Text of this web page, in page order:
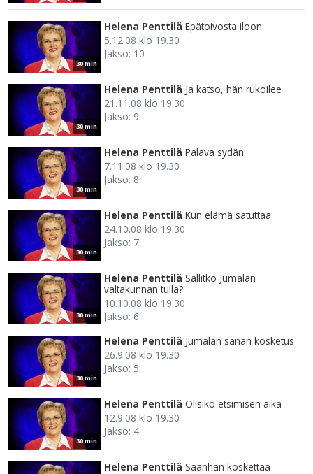
30 min
Helena Penttilä Epätoivosta iloon
5.12.08 klo 19.30
Jakso: 10
30 min
Helena Penttilä Ja katso, hän rukoilee
21.11.08 klo 19.30
Jakso: 9
30 min
Helena Penttilä Palava sydän
7.11.08 klo 19.30
Jakso: 8
30 min
Helena Penttilä Kun elämä satuttaa
24.10.08 klo 19.30
Jakso: 7
30 min
Helena Penttilä Sallitko Jumalan
valtakunnan tulla?
10.10.08 klo 19.30
Jakso: 6
30 min
Helena Penttilä Jumalan sanan kosketus
26.9.08 klo 19.30
Jakso: 5
30 min
Helena Penttilä Olisiko etsimisen aika
12.9.08 klo 19.30
Jakso: 4
Helena Penttilä Saanhan koskettaa